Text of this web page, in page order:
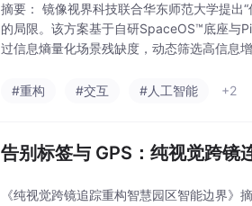
摘要： 镜像视界科技联合华东师范大学提出
的局限。该方案基于自研SpaceOS™底座与
过信息熵量化场景残缺度，动态筛选高信息
#重构
#交互 #人工智能 +2
告别标签与 GPS：纯视觉跨镜
《纯视觉跨镜追踪重构智慧园区智能边界